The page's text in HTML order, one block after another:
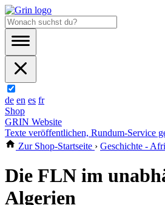
de en es fr
Shop
GRIN Website
Texte veröffentlichen, Rundum-Service
Zur Shop-Startseite › Geschichte -
Die FLN im
Algerien